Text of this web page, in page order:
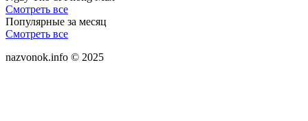
Смотреть все
Популярные за месяц
Смотреть все
nazvonok.info © 2025